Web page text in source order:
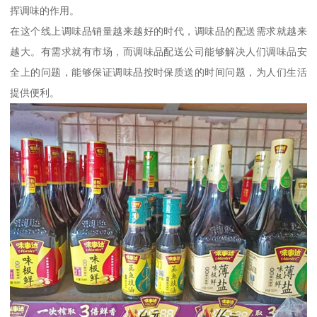
挥调味的作用。
在这个线上调味品销量越来越好的时代，调味品的配送需求就越来
越大。有需求就有市场，而调味品配送公司能够解决人们调味品安
全上的问题，能够保证调味品按时保质送的时间问题，为人们生活
提供便利。